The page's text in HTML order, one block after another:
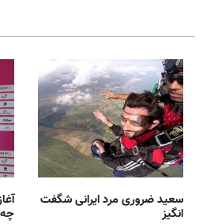
سعید ضروری مرد ایرانی شگفت
انگیز